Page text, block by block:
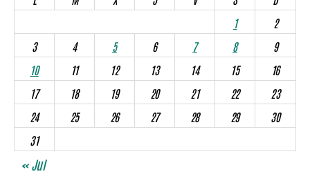
1
2
3
4 5 6 7 8
9
10
11 12 13 14 15
16
17
18 19 20 21 22
23
24
25 26 27 28 29
30
31
« Jul